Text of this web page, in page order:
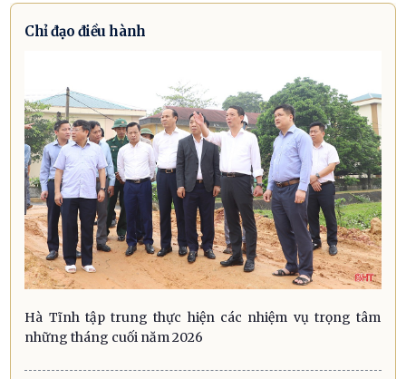
Chỉ đạo điều hành
Hà Tĩnh tập trung thực hiện các nhiệm vụ trọng tâm
những tháng cuối năm 2026